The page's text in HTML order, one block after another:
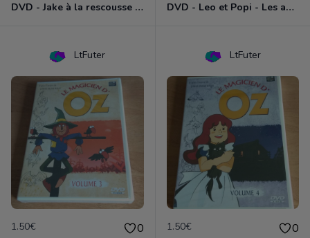
DVD - Jake à la rescousse de Bucky DVD - Leo et Popi - Les animaux de la nature
LtFuter
1.50€ 0
LtFuter
1.50€ 0